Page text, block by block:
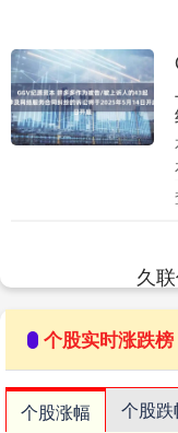
久
个股实时涨跌榜
个股涨幅 个股跌